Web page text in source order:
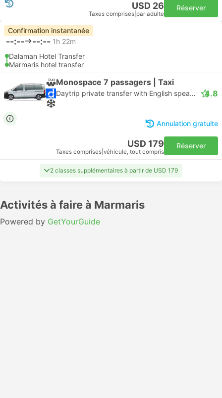
USD 26
Taxes comprises par adulte
Réserver
Confirmation instantanée
--:-- --:-- 1h 22m
Dalaman Hotel Transfer
Marmaris hotel transfer
Monospace 7 passagers | Taxi
Daytrip private transfer with English speaking driver 4.8
Annulation gratuite
USD 179
Taxes comprises véhicule, tout compris
Réserver
2 classes supplémentaires à partir de USD 179
Activités à faire à Marmaris
Powered by GetYourGuide